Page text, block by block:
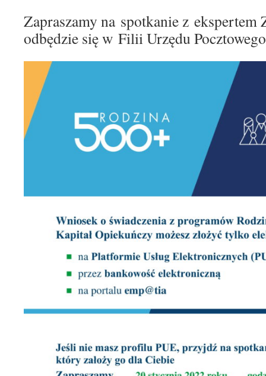
Zapraszamy na spotkanie z
odbędzie się w Filii Urzędu